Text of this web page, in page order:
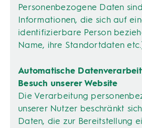
Personenbezogene Daten
Informationen, die sich auf
identifizierbare Person
Name, ihre Standortdaten
Automatische
Besuch unserer Website
Die Verarbeitung
unserer Nutzer beschränkt
Daten, die zur Bereitstellung